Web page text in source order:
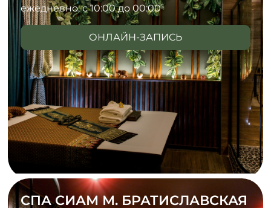
ежедневно, с 10:00 до 00:00
ОНЛАЙН-ЗАПИСЬ
СПА СИАМ М. БРАТИСЛАВСКАЯ